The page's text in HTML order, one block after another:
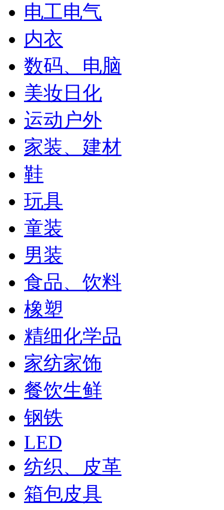
电工电气
内衣
数码、电脑
美妆日化
运动户外
家装、建材
鞋
玩具
童装
男装
食品、饮料
橡塑
精细化学品
家纺家饰
餐饮生鲜
钢铁
LED
纺织、皮革
箱包皮具